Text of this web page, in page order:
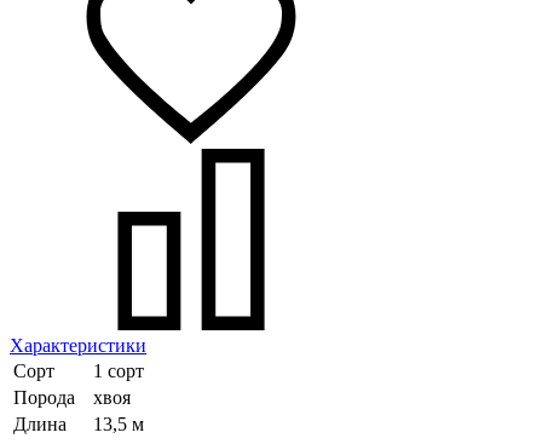
Характеристики
Сорт
1 сорт
Порода
хвоя
Длина
13,5 м